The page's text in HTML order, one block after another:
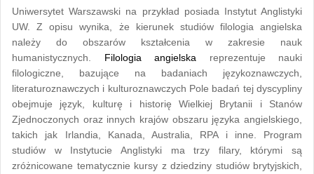
Uniwersytet Warszawski na przykład posiada Instytut Anglistyki
UW. Z opisu wynika, że kierunek studiów filologia angielska
należy do obszarów kształcenia w zakresie nauk
humanistycznych. Filologia angielska reprezentuje nauki
filologiczne, bazujące na badaniach językoznawczych,
literaturoznawczych i kulturoznawczych Pole badań tej dyscypliny
obejmuje język, kulturę i historię Wielkiej Brytanii i Stanów
Zjednoczonych oraz innych krajów obszaru języka angielskiego,
takich jak Irlandia, Kanada, Australia, RPA i inne. Program
studiów w Instytucie Anglistyki ma trzy filary, którymi są
zróżnicowane tematycznie kursy z dziedziny studiów brytyjskich,